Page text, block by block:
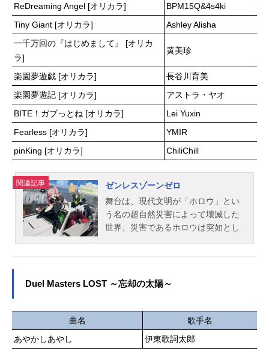
ルル：藤堂真衣ミシェル・ノストラ
ダムス：堀江瞬アダマス：最上嗣生
坂田金時：武内駿輔ジークフリー
ト：鳥海浩輔スタッフ原作：｢終末の
作：梅村真也 構成：フクイタクミ
「月刊コミックゼノン」連載／コア
ミックス）監督：初見浩一シリーズ
構成・脚本：むとうやすゆきキャラ
クターデザイン：たなべようこ 川
島尚サブキャラクターデザイン：熊
谷哲矢メインアニメーター：原田練
ReDreaming Angel [オリカラ]
BPM15Q&4s4ki
Tiny Giant [オリカラ]
Ashley Alisha
一千万回の『はじめまして』 [オリカ
ラ]
黄美珍
楽園夢遊戯 [オリカラ]
長谷川育美
楽園夢遊記 [オリカラ]
アストラ・ヤオ
BITE！ガブっとね [オリカラ]
Lei Yuxin
Fearless [オリカラ]
YMIR
pinKing [オリカラ]
ChiliChill
関連記事
ゼンレスゾーンゼロ
舞台は、現代文明が「ホロウ」とい
う名の超自然災害によって壊滅した
世界。災害であるホロウは突如とし
ス」と呼ばれる恐ろしい怪物が徘徊
への対抗策と資源を手に入れたこと
により、逆境を乗り越え発展してい
き、いつしか現代文明の最後の光と
Duel Masters LOST ～忘却の太陽～
曲名
歌手名
あやかしあやし
伊東歌詞太郎